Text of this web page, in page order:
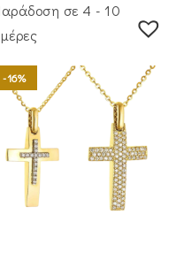
σε 4 - 10
-16%